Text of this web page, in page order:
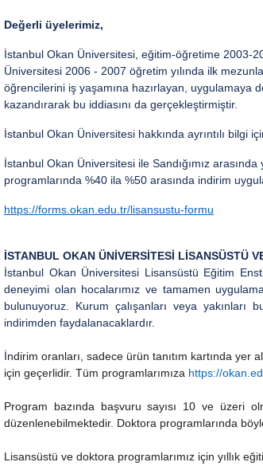
Değerli üyelerimiz,
İstanbul Okan Üniversitesi, eğitim-öğretime 2003-
Üniversitesi 2006 - 2007 öğretim yılında ilk
öğrencilerini iş yaşamına hazırlayan, uygulamaya
kazandırarak bu iddiasını da gerçekleştirmiştir.
İstanbul Okan Üniversitesi hakkında ayrıntılı bilgi
İstanbul Okan Üniversitesi ile Sandığımız
programlarında %40 ila %50 arasında indirim
https://forms.okan.edu.tr/lisansustu-formu
İSTANBUL OKAN ÜNİVERSİTESİ LİSANSÜSTÜ
İstanbul Okan Üniversitesi Lisansüstü Eğitim
deneyimi olan hocalarımız ve tamamen
bulunuyoruz. Kurum çalışanları veya
indirimden faydalanacaklardır.
İndirim oranları, sadece ürün tanıtım kartında yer
için geçerlidir. Tüm programlarımıza https://
Program bazında başvuru sayısı 10 ve üzeri
düzenlenebilmektedir. Doktora programlarında
Lisansüstü ve doktora programlarımız için yıllık